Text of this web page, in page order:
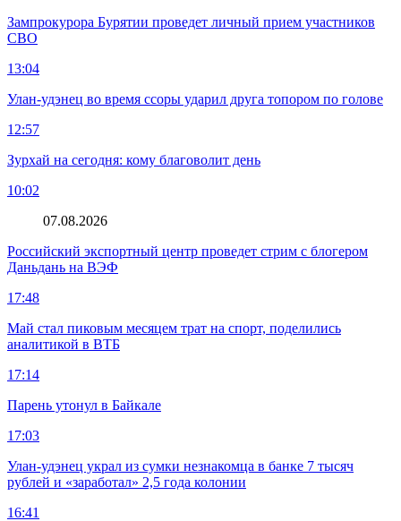
Зампрокурора Бурятии проведет личный прием участников
СВО
13:04
Улан-удэнец во время ссоры ударил друга топором по голове
12:57
Зурхай на сегодня: кому благоволит день
10:02
07.08.2026
Российский экспортный центр проведет стрим с блогером
Даньдань на ВЭФ
17:48
Май стал пиковым месяцем трат на спорт, поделились
аналитикой в ВТБ
17:14
Парень утонул в Байкале
17:03
Улан-удэнец украл из сумки незнакомца в банке 7 тысяч
рублей и «заработал» 2,5 года колонии
16:41